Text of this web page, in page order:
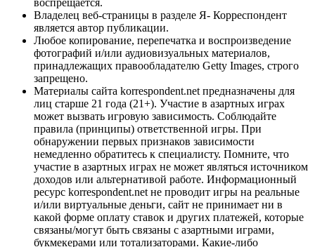
Владелец веб-страницы в разделе Я- Корреспондент
является автор публикации.
Любое копирование, перепечатка и воспроизведение
фотографий и/или аудиовизуальных материалов,
принадлежащих правообладателю Getty Images, строго
запрещено.
Материалы сайта korrespondent.net предназначены для
лиц старше 21 года (21+). Участие в азартных играх
может вызвать игровую зависимость. Соблюдайте
правила (принципы) ответственной игры. При
обнаружении первых признаков зависимости
немедленно обратитесь к специалисту. Помните, что
участие в азартных играх не может являться источником
доходов или альтернативой работе. Информационный
ресурс korrespondent.net не проводит игры на реальные
и/или виртуальные деньги, сайт не принимает ни в
какой форме оплату ставок и других платежей, которые
связаны/могут быть связаны с азартными играми,
букмекерами или тотализаторами. Какие-либо